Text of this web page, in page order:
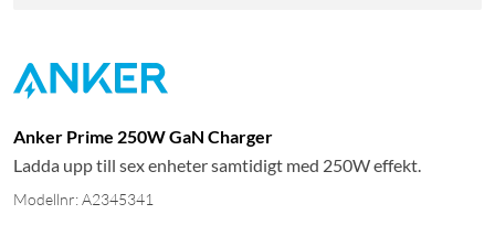
Anker Prime 250W GaN Charger
Ladda upp till sex enheter samtidigt med 250W effekt.
Modellnr: A2345341